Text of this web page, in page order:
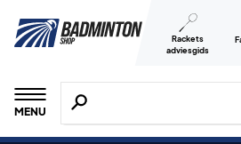
Rackets
adviesgids
MENU
Zoeken naar producten,